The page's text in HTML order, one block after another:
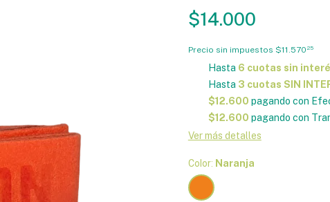
$14.000
Precio sin impuestos $11.570 25
Hasta 6 cuotas sin
Hasta 3 cuotas SIN
$12.600 pagando con
$12.600 pagando con
Ver más detalles
Color: Naranja